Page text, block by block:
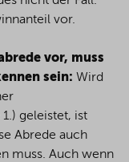
vor.
vor, muss
sein: Wird
geleistet, ist
Abrede auch
muss. Auch wenn